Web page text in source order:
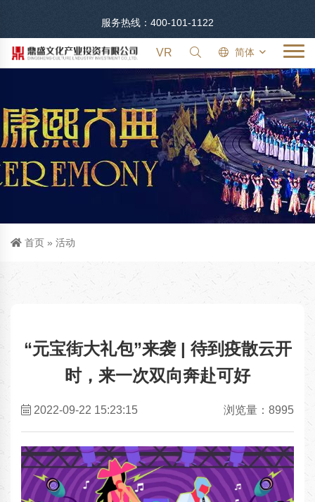
服务热线：400-101-1122
VR 简体
首页 » 活动
“元宝街大礼包”来袭 | 待到疫散云开
时，来一次双向奔赴可好
浏览量：8995
2022-09-22 15:23:15